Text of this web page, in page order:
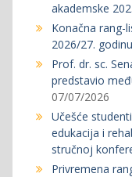
akademske
Konačna rang-
2026/27. godinu
Prof. dr. sc.
predstavio
07/07/2026
Učešće
edukacija i
stručnoj
Privremena